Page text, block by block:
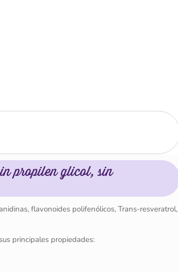
propilen glicol, sin
flavonoides polifenólicos, Trans-resveratrol,
principales propiedades: